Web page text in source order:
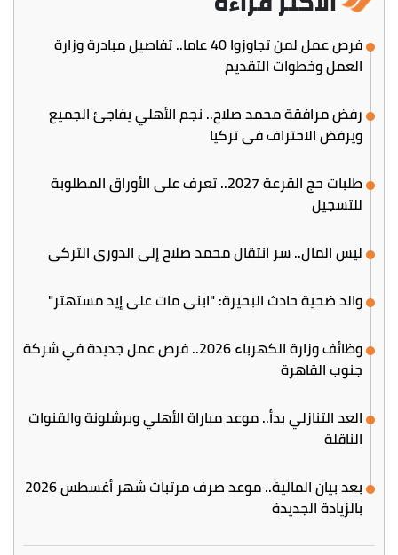
فرص عمل لمن تجاوزوا 40 عاما.. تفاصيل مبادرة وزارة
العمل وخطوات التقديم
رفض مرافقة محمد صلاح.. نجم الأهلي يفاجئ الجميع
ويرفض الاحتراف في تركيا
طلبات حج القرعة 2027.. تعرف على الأوراق المطلوبة
للتسجيل
ليس المال.. سر انتقال محمد صلاح إلى الدوري التركي
والد ضحية حادث البحيرة: "ابني مات على إيد مستهتر"
وظائف وزارة الكهرباء 2026.. فرص عمل جديدة في شركة
جنوب القاهرة
العد التنازلي بدأ.. موعد مباراة الأهلي وبرشلونة والقنوات
الناقلة
بعد بيان المالية.. موعد صرف مرتبات شهر أغسطس 2026
بالزيادة الجديدة